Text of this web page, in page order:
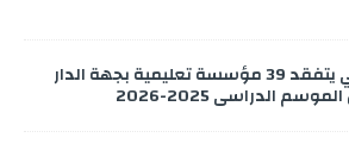
الدكتور نوفل كديلي يتفقد 39 مؤسسة تعليمية بجهة الدار
الدراسي 2025-2026